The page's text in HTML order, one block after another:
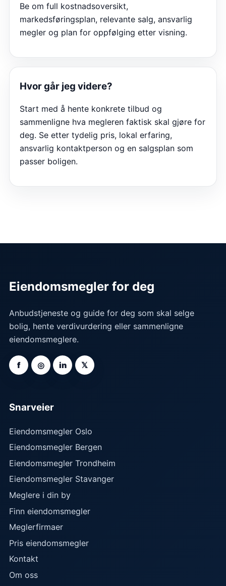
Be om full kostnadsoversikt,
markedsføringsplan, relevante salg, ansvarlig
megler og plan for oppfølging etter visning.
Hvor går jeg videre?
Start med å hente konkrete tilbud og
sammenligne hva megleren faktisk skal gjøre for
deg. Se etter tydelig pris, lokal erfaring,
ansvarlig kontaktperson og en salgsplan som
passer boligen.
Eiendomsmegler for deg
Anbudstjeneste og guide for deg som skal selge
bolig, hente verdivurdering eller sammenligne
eiendomsmeglere.
f ◎ in 𝕏
Snarveier
Eiendomsmegler Oslo
Eiendomsmegler Bergen
Eiendomsmegler Trondheim
Eiendomsmegler Stavanger
Meglere i din by
Finn eiendomsmegler
Meglerfirmaer
Pris eiendomsmegler
Kontakt
Om oss